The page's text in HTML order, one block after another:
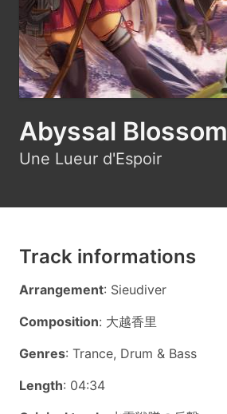
Abyssal Blossom
Une Lueur d'Espoir
Track informations
Arrangement: Sieudiver
Composition: 大越香里
Genres: Trance, Drum & Bass
Length: 04:34